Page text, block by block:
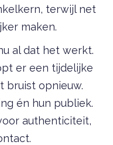
terwijl net
maken.
al dat het werkt.
er een tijdelijke
bruist opnieuw.
én hun publiek.
authenticiteit,